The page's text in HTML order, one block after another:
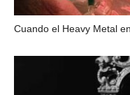
Cuando el Heavy Metal